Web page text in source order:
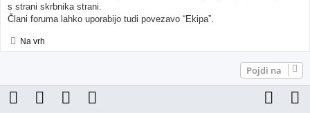
s strani skrbnika strani.
Člani foruma lahko uporabijo tudi povezavo “Ekipa”.
Na vrh
Pojdi na